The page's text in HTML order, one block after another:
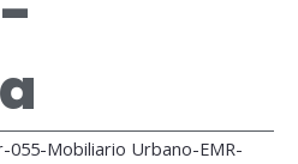
055-Mobiliario Urbano-EMR-